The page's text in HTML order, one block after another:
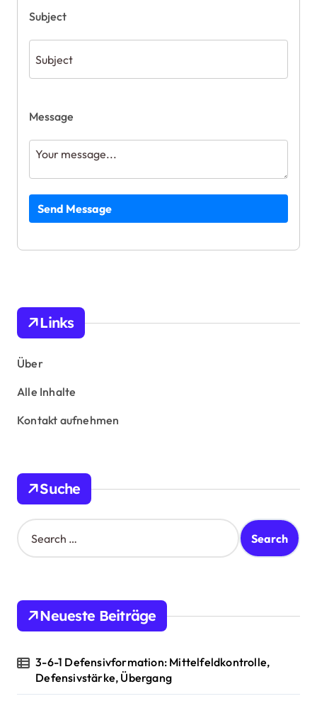
Subject
Message
Send Message
Links
Über
Alle Inhalte
Kontakt aufnehmen
Suche
S
e
h
o
:
Neueste Beiträge
3-6-1 Defensivformation: Mittelfeldkontrolle,
Defensivstärke, Übergang